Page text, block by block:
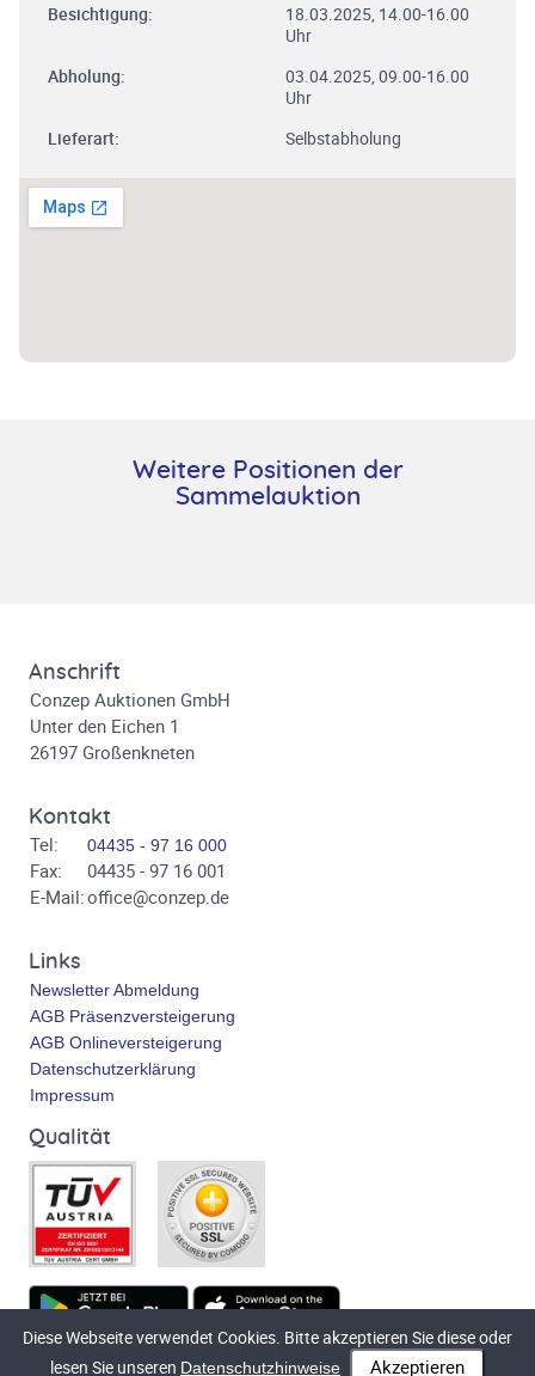
Besichtigung:
18.03.2025, 14.00-16.00
Uhr
Abholung:
03.04.2025, 09.00-16.00
Uhr
Lieferart:
Selbstabholung
Weitere Positionen der
Sammelauktion
Anschrift
Conzep Auktionen GmbH
Unter den Eichen 1
26197 Großenkneten
Kontakt
Tel: 04435 - 97 16 000
Fax:
04435 - 97 16 001
E-Mail:office@conzep.de
Links
Newsletter Abmeldung
AGB Präsenzversteigerung
AGB Onlineversteigerung
Datenschutzerklärung
Impressum
Qualität
Technische Umsetzungbluetronix.de
Diese Webseite verwendet Cookies. Bitte akzeptieren Sie diese oder
lesen Sie unseren Datenschutzhinweise